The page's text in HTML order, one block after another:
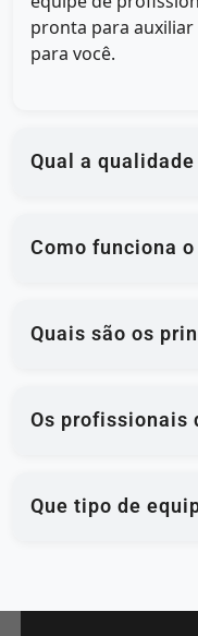
pronta para
para você.
Qual a
Como funciona
Quais são os
Os profissionais
Que tipo de